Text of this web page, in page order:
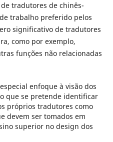
tradutores de chinês-
trabalho preferido pelos
significativo de tradutores
como por exemplo,
funções não relacionadas
enfoque à visão dos
que se pretende identificar
próprios tradutores como
devem ser tomados em
superior no design dos